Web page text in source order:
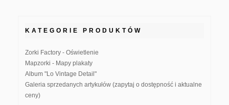
KATEGORIE PRODUKTÓW
Zorki Factory - Oświetlenie
Mapzorki - Mapy plakaty
Album "Lo Vintage Detail"
Galeria sprzedanych artykułów (zapytaj o dostępność i aktualne
ceny)